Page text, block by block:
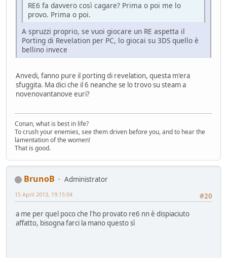
RE6 fa davvero così cagare? Prima o poi me lo
provo. Prima o poi.
A spruzzi proprio, se vuoi giocare un RE aspetta il
Porting di Revelation per PC, lo giocai su 3DS quello è
bellino invece
Anvedi, fanno pure il porting di revelation, questa m'era
sfuggita. Ma dici che il 6 neanche se lo trovo su steam a
novenovantanove euri?
Conan, what is best in life?
To crush your enemies, see them driven before you, and to hear the
lamentation of the women!
That is good.
BrunoB
Administrator
#20
15 April 2013, 19:15:04
a me per quel poco che l'ho provato re6 nn è dispiaciuto
affatto, bisogna farci la mano questo sì